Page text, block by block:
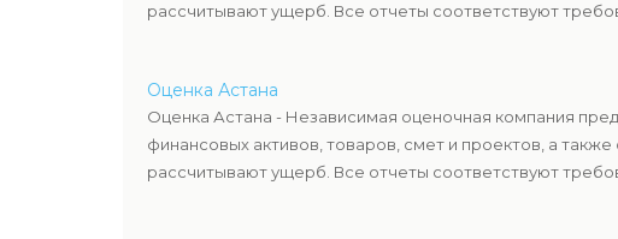
рассчитывают ущерб. Все отчеты соответствуют
Оценка Астана
Оценка Астана - Независимая оценочная компания
финансовых активов, товаров, смет и проектов, а
рассчитывают ущерб. Все отчеты соответствуют